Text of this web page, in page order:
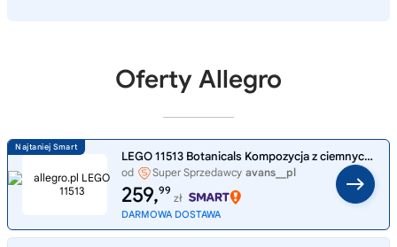
Oferty Allegro
LEGO 11513 Botanicals Kompozycja z ciemnych kwiatów
od Super Sprzedawcy avans__pl
259,99
zł
DARMOWA DOSTAWA